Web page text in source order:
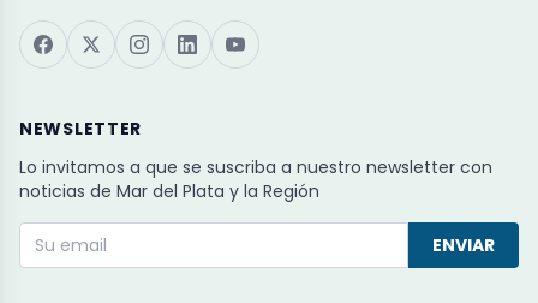
NEWSLETTER
Lo invitamos a que se suscriba a nuestro newsletter con
noticias de Mar del Plata y la Región
ENVIAR